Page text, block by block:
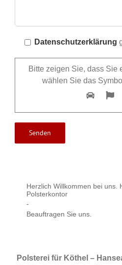
Datenschutzerklärung
Bitte zeigen Sie, dass Sie
wählen Sie das Symbol
Herzlich Willkommen bei uns.
Polsterkontor
-
Beauftragen Sie uns.
Polsterei für Köthel –